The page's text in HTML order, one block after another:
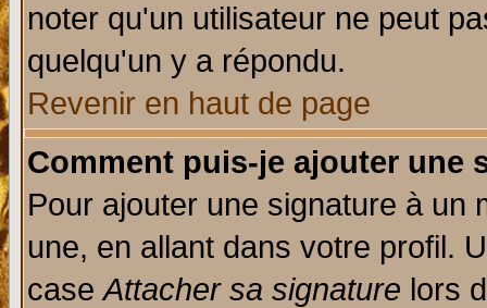
noter qu'un utilisateur ne peut
quelqu'un y a répondu.
Revenir en haut de page
Comment puis-je ajouter une
Pour ajouter une signature à un
une, en allant dans votre profil.
caseAttacher sa signature lors